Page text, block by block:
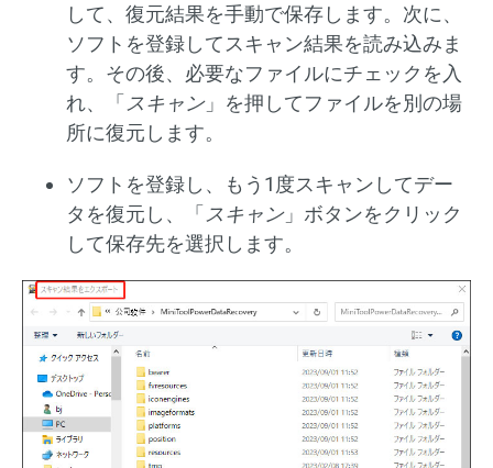
して、復元結果を手動で保存します。次に、
ソフトを登録してスキャン結果を読み込みま
す。その後、必要なファイルにチェックを入
れ、「 スキャン」を押してファイルを別の場
所に復元します。
ソフトを登録し、もう1度スキャンしてデー
タを復元し、「 スキャン」ボタンをクリック
して保存先を選択します。